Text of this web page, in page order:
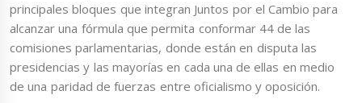
principales bloques que integran Juntos por el Cambio para
alcanzar una fórmula que permita conformar 44 de las
comisiones parlamentarias, donde están en disputa las
presidencias y las mayorías en cada una de ellas en medio
de una paridad de fuerzas entre oficialismo y oposición.